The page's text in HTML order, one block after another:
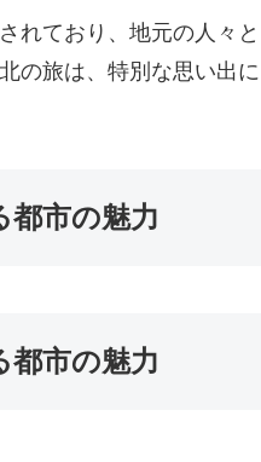
れており、地元の人々と
の旅は、特別な思い出に
都市の魅力
都市の魅力